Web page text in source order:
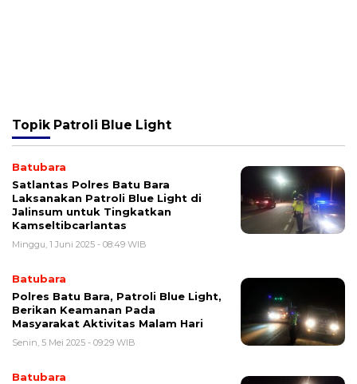
Topik Patroli Blue Light
Batubara
Satlantas Polres Batu Bara
Laksanakan Patroli Blue Light di
Jalinsum untuk Tingkatkan
Kamseltibcarlantas
Minggu, 1 Juni 2025 - 08:49 WIB
Batubara
Polres Batu Bara, Patroli Blue Light,
Berikan Keamanan Pada
Masyarakat Aktivitas Malam Hari
Senin, 5 Mei 2025 - 09:29 WIB
Batubara